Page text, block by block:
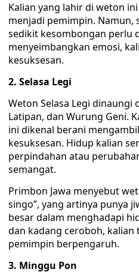
Kalian yang lahir di weton
menjadi pemimpin. Namun,
sedikit kesombongan perlu
menyeimbangkan emosi,
kesuksesan.
2. Selasa Legi
Weton Selasa Legi dinaungi
Latipan, dan Wurung Geni.
ini dikenal berani
kesuksesan. Hidup kalian
perpindahan atau
semangat.
Primbon Jawa menyebut
singo”, yang artinya punya
besar dalam menghadapi
dan kadang ceroboh,
pemimpin berpengaruh.
3. Minggu Pon